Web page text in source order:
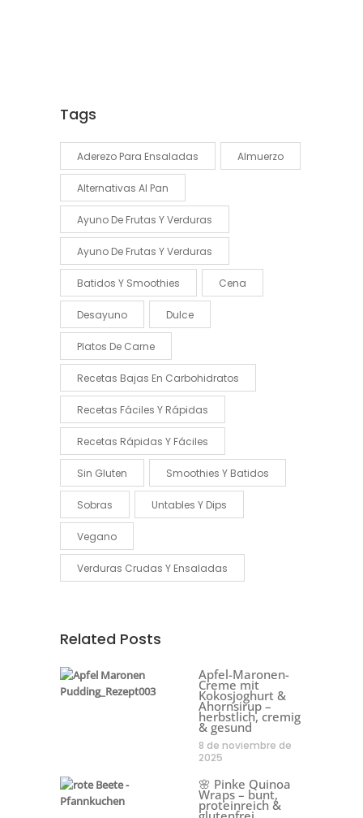
Tags
Aderezo Para Ensaladas Almuerzo
Alternativas Al Pan
Ayuno De Frutas Y Verduras
Ayuno De Frutas Y Verduras
Batidos Y Smoothies Cena
Desayuno Dulce
Platos De Carne
Recetas Bajas En Carbohidratos
Recetas Fáciles Y Rápidas
Recetas Rápidas Y Fáciles
Sin Gluten Smoothies Y Batidos
Sobras Untables Y Dips
Vegano
Verduras Crudas Y Ensaladas
Related Posts
Apfel-Maronen-
Creme mit
Kokosjoghurt &
Ahornsirup –
herbstlich, cremig
& gesund
8 de noviembre de
2025
🌸 Pinke Quinoa
Wraps – bunt,
proteinreich &